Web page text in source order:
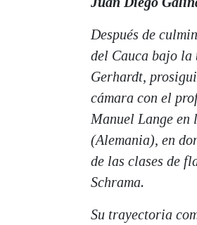
Después de
del Cauca bajo
Gerhardt,
cámara con el
Manuel Lange en
(Alemania), en
de las clases de
Schrama.
Su trayectoria